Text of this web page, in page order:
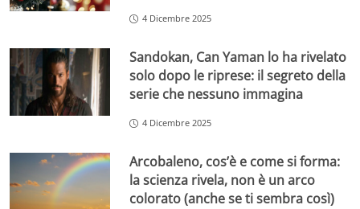
4 Dicembre 2025
Sandokan, Can Yaman lo ha rivelato
solo dopo le riprese: il segreto della
serie che nessuno immagina
4 Dicembre 2025
Arcobaleno, cos’è e come si forma:
la scienza rivela, non è un arco
colorato (anche se ti sembra così)